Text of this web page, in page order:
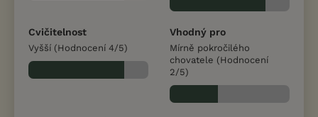
Cvičitelnost
Vyšší (Hodnocení 4/5)
Vhodný pro
Mírně pokročilého
chovatele (Hodnocení
2/5)